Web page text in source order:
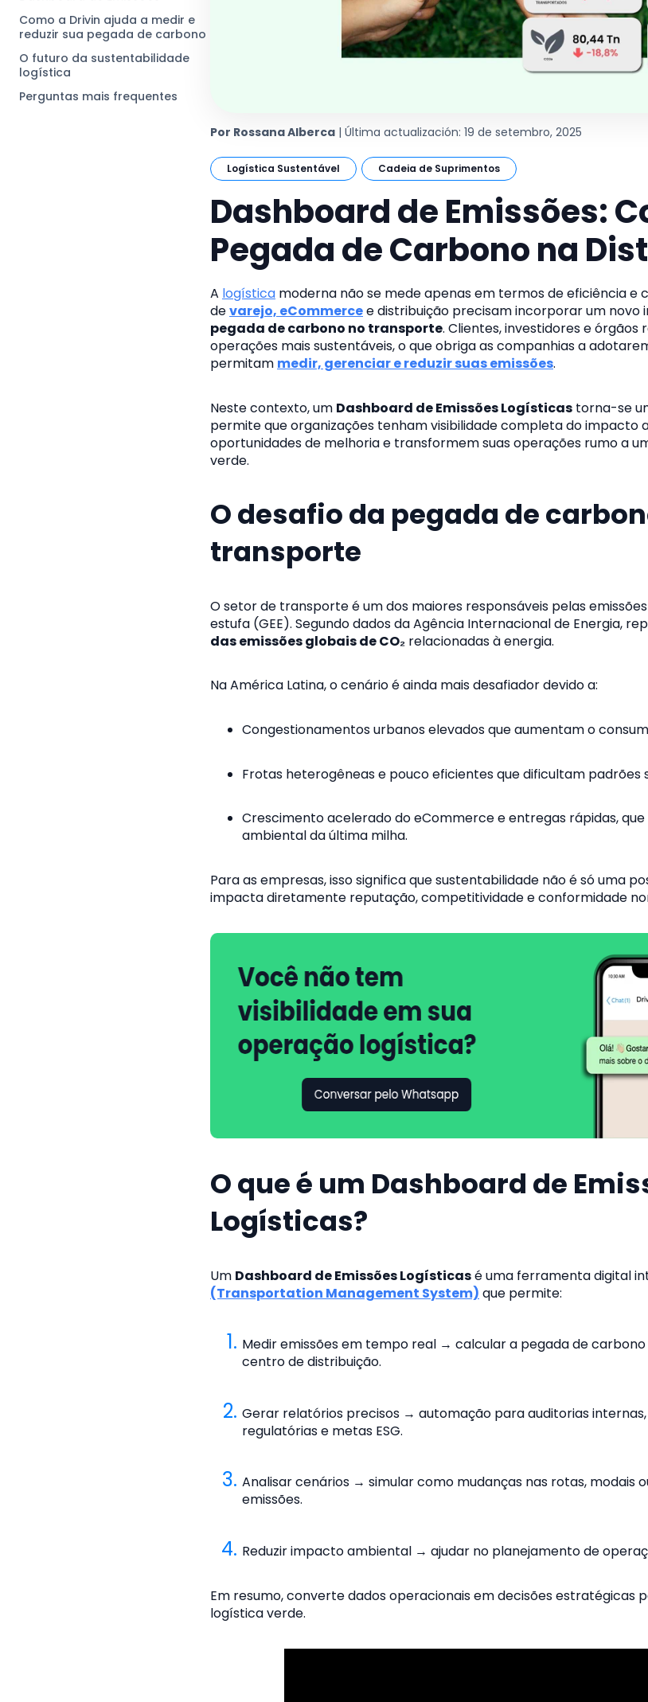
Como a Drivin ajuda a medir e
reduzir sua pegada de carbono
O futuro da sustentabilidade
logística
Perguntas mais frequentes
Por Rossana Alberca | Última actualización: 19 de setembro, 2025
Logística Sustentável Cadeia de Suprimentos
Dashboard de Emissões:
Pegada de Carbono na
A logística moderna não se mede apenas em termos de eficiência e
devarejo, eCommercee distribuição precisam incorporar um novo
pegada de carbono no transporte. Clientes, investidores e órgãos
operações mais sustentáveis, o que obriga as companhias a
permitam medir, gerenciar e reduzir suas emissões.
Neste contexto, um Dashboard de Emissões Logísticas torna-se
permite que organizações tenham visibilidade completa do impacto
oportunidades de melhoria e transformem suas operações rumo a
verde.
O desafio da pegada de
transporte
O setor de transporte é um dos maiores responsáveis pelas
estufa (GEE). Segundo dados da Agência Internacional de Energia,
das emissões globais de CO₂ relacionadas à energia.
Na América Latina, o cenário é ainda mais desafiador devido a:
Congestionamentos urbanos elevados que aumentam o
Frotas heterogêneas e pouco eficientes que dificultam padrões
Crescimento acelerado do eCommerce e entregas rápidas,
ambiental da última milha.
Para as empresas, isso significa que sustentabilidade não é só uma
impacta diretamente reputação, competitividade e conformidade
O que é um Dashboard de
Logísticas?
Um Dashboard de Emissões Logísticasé uma ferramenta digital
(Transportation Management System) que permite:
Medir emissões em tempo real → calcular a pegada de
centro de distribuição.
Gerar relatórios precisos → automação para auditorias
regulatórias e metas ESG.
Analisar cenários → simular como mudanças nas rotas, modais
emissões.
Reduzir impacto ambiental → ajudar no planejamento de
Em resumo, converte dados operacionais em decisões estratégicas
logística verde.